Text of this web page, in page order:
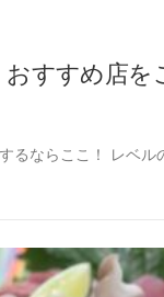
おすすめ店を
るならここ！ レベル